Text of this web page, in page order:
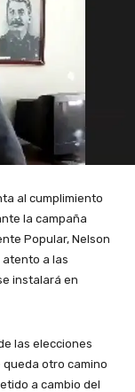
al cumplimiento
la campaña
Popular, Nelson
atento a las
instalará en
las elecciones
queda otro camino
a cambio del